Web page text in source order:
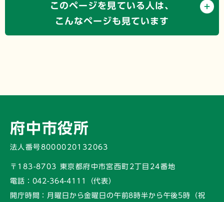
このページを見ている人は、
こんなページも見ています
府中市役所
法人番号8000020132063
〒183-8703 東京都府中市宮西町2丁目24番地
電話： 042-364-4111（代表）
開庁時間： 月曜日から金曜日の午前8時半から午後5時 （祝